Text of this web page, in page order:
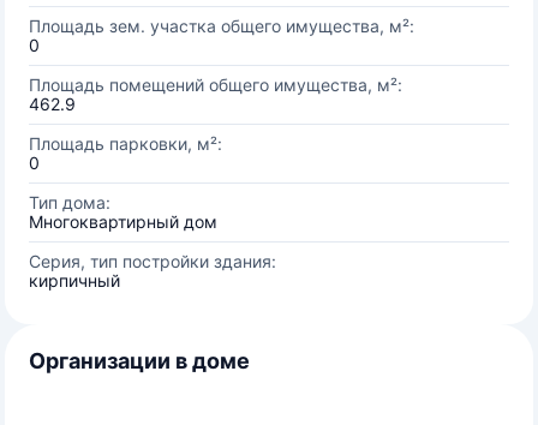
Площадь зем. участка общего имущества, м²:
0
Площадь помещений общего имущества, м²:
462.9
Площадь парковки, м²:
0
Тип дома:
Многоквартирный дом
Серия, тип постройки здания:
кирпичный
Организации в доме